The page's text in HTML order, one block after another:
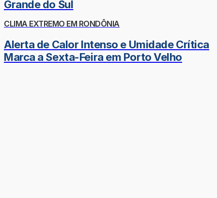
Grande do Sul
CLIMA EXTREMO EM RONDÔNIA
Alerta de Calor Intenso e Umidade Crítica
Marca a Sexta-Feira em Porto Velho